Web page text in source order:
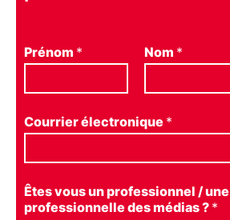
Prénom * Nom *
Courrier électronique *
Êtes vous un professionnel / une
professionnelle des médias ? *